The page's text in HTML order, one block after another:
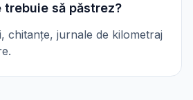
trebuie să păstrez?
chitanțe, jurnale de kilometraj